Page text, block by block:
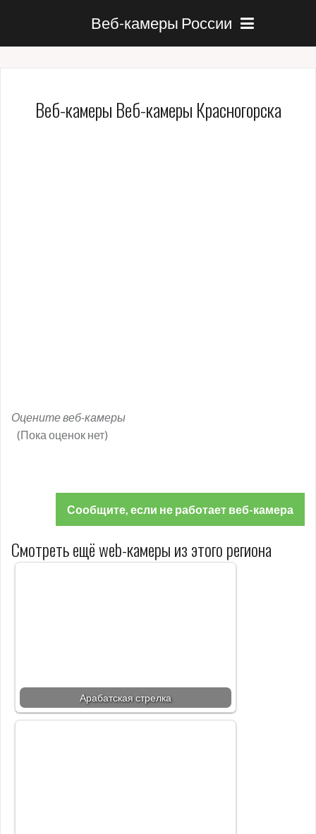
Веб-камеры России
Веб-камеры Веб-камеры Красногорска
Оцените веб-камеры
(Пока оценок нет)
Сообщите, если не работает веб-камера
Смотреть ещё web-камеры из этого региона
Арабатская стрелка